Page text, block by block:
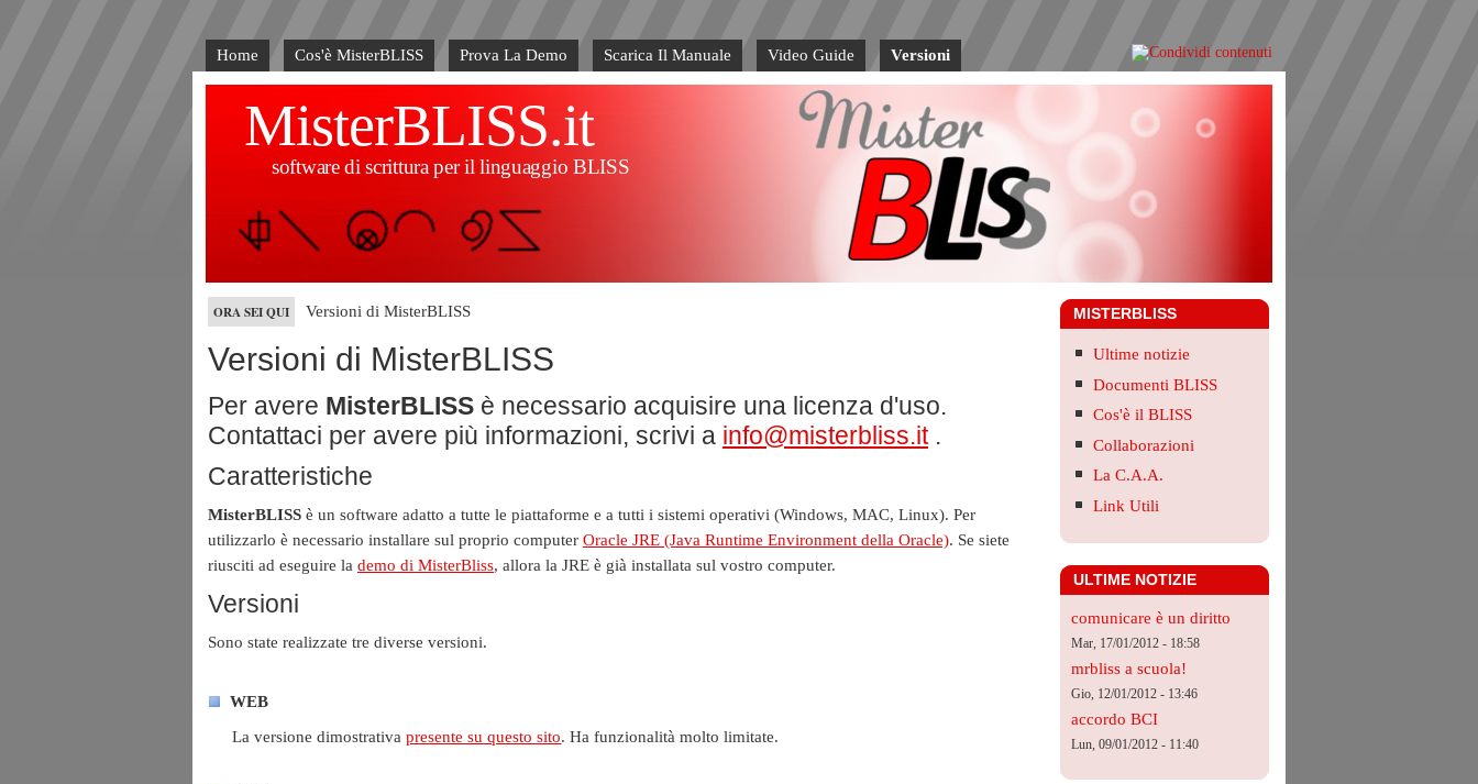
Home Cos'è MisterBLISS Prova La Demo Scarica Il Manuale Video Guide Versioni
MisterBLISS.it
software di scrittura per il linguaggio BLISS
ORA SEI QUI Versioni di MisterBLISS
Versioni di MisterBLISS
Per avere MisterBLISS è necessario acquisire una licenza d'uso.
Contattaci per avere più informazioni, scrivi a info@misterbliss.it.
Caratteristiche
MisterBLISS è un software adatto a tutte le piattaforme e a tutti i sistemi operativi (Windows, MAC, Linux). Per
utilizzarlo è necessario installare sul proprio computer Oracle JRE (Java Runtime Environment della Oracle). Se siete
riusciti ad eseguire la demo di MisterBliss, allora la JRE è già installata sul vostro computer.
Versioni
Sono state realizzate tre diverse versioni.
WEB
La versione dimostrativapresente su questo sito. Ha funzionalità molto limitate.
MISTERBLISS
Ultime notizie
Documenti BLISS
Cos'è il BLISS
Collaborazioni
La C.A.A.
Link Utili
ULTIME NOTIZIE
comunicare è un diritto
Mar, 17/01/2012 - 18:58
mrbliss a scuola!
Gio, 12/01/2012 - 13:46
accordo BCI
Lun, 09/01/2012 - 11:40